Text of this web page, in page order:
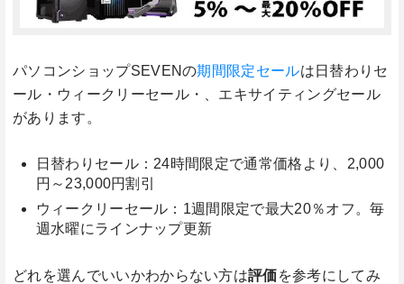
パソコンショップSEVENの期間限定セールは日替わりセ
ール・ウィークリーセール・、エキサイティングセール
があります。
日替わりセール：24時間限定で通常価格より、2,000
円～23,000円割引
ウィークリーセール：1週間限定で最大20％オフ。毎
週水曜にラインナップ更新
どれを選んでいいかわからない方は評価を参考にしてみ